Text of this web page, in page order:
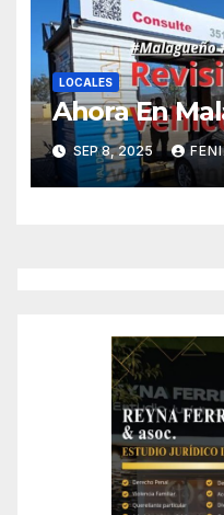
LOCALES
Ahora En
SEP 8, 2025